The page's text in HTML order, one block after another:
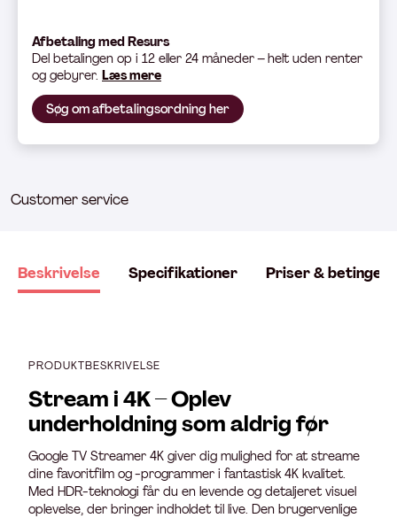
Afbetaling med Resurs
Del betalingen op i 12 eller 24 måneder – helt uden renter
og gebyrer. Læs mere
Søg om afbetalingsordning her
Customer service
Beskrivelse Specifikationer Priser &
PRODUKTBESKRIVELSE
Stream i 4K – Oplev
underholdning som aldrig før
Google TV Streamer 4K giver dig mulighed for at streame
dine favoritfilm og -programmer i fantastisk 4K kvalitet.
Med HDR-teknologi får du en levende og detaljeret visuel
oplevelse, der bringer indholdet til live. Den brugervenlige